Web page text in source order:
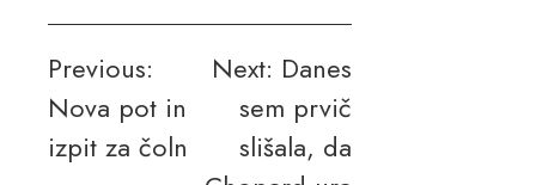
Navigacija
prispevka
Previous:
Nova pot in
izpit za čoln
Next: Danes
sem prvič
slišala, da